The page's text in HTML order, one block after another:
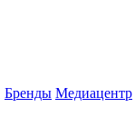
Бренды Медиацентр